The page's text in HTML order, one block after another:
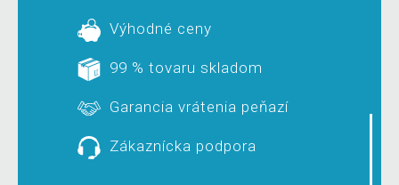
Výhodné ceny
99 % tovaru skladom
Garancia vrátenia peňazí
Zákaznícka podpora